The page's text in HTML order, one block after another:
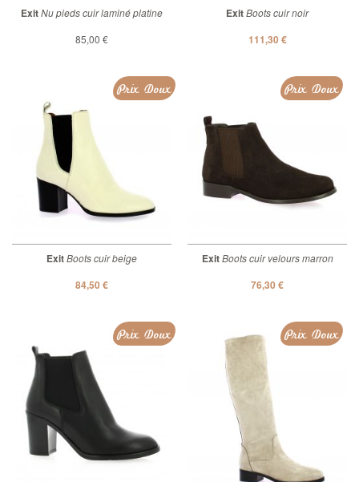
ExitNu pieds cuir laminé platine
85,00 €
ExitBoots cuir noir
111,30 €
ExitBoots cuir beige
84,50 €
Prix Doux
ExitBoots cuir velours marron
76,30 €
Prix Doux
Prix Doux Prix Doux